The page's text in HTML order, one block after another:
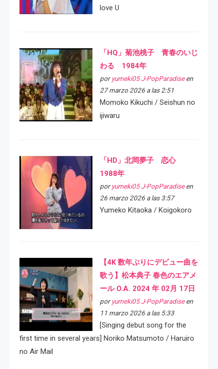
love U
「HQ」菊池桃子 青春のいじ
わる 1984年
por yumeki05 J-PopParadiseen
27 marzo 2026 a las 2:51
Momoko Kikuchi / Seishun no
ijiwaru
「HD」北岡夢子 恋心
1988年
por yumeki05 J-PopParadiseen
26 marzo 2026 a las 3:57
Yumeko Kitaoka / Koigokoro
【4K 数年ぶりにデビュー曲を
歌う】松本典子 春色のエアメ
ール O.A. 2024 年 02月 17日
por yumeki05 J-PopParadiseen
11 marzo 2026 a las 5:33
[Singing debut song for the
first time in several years] Noriko Matsumoto / Haruiro
no Air Mail